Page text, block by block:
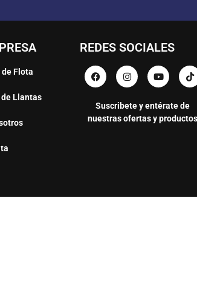
Flota
Llantas
REDES SOCIALES
Suscribete y entérate de
nuestras ofertas y productos